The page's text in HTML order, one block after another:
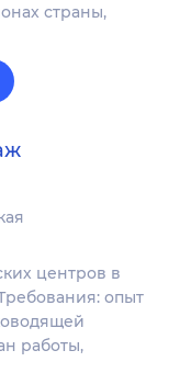
страны,
центров в
опыт
работы,